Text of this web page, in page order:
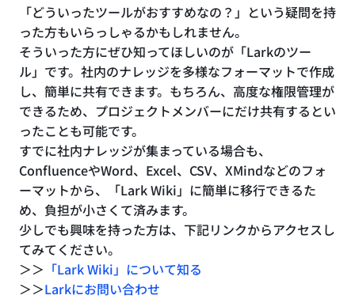
「どういったツールがおすすめなの？」という疑問を持
った方もいらっしゃるかもしれません。
そういった方にぜひ知ってほしいのが「Larkのツー
ル」です。社内のナレッジを多様なフォーマットで作成
し、簡単に共有できます。もちろん、高度な権限管理が
できるため、プロジェクトメンバーにだけ共有するとい
ったことも可能です。
すでに社内ナレッジが集まっている場合も、
ConfluenceやWord、Excel、CSV、XMindなどのフォ
ーマットから、「Lark Wiki」に簡単に移行できるた
め、負担が小さくて済みます。
少しでも興味を持った方は、下記リンクからアクセスし
てみてください。
＞＞ 「Lark Wiki」について知る
＞＞Larkにお問い合わせ